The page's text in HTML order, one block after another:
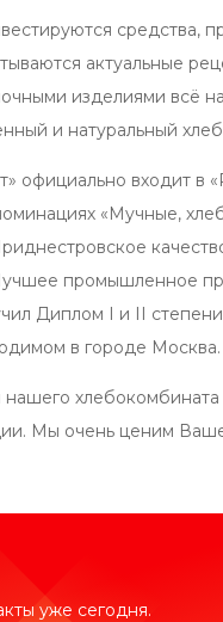
средства,
актуальные
изделиями всё
и натуральный
официально входит
«Мучные,
промышленное
Диплом I и II
в городе Москва.
нашего
Мы очень ценим
уже сегодня.